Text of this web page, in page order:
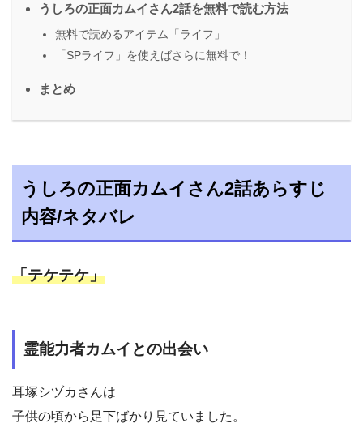
うしろの正面カムイさん2話を無料で読む方法
無料で読めるアイテム「ライフ」
「SPライフ」を使えばさらに無料で！
まとめ
うしろの正面カムイさん2話あらすじ
内容/ネタバレ
「テケテケ」
霊能力者カムイとの出会い
耳塚シヅカさんは
子供の頃から足下ばかり見ていました。